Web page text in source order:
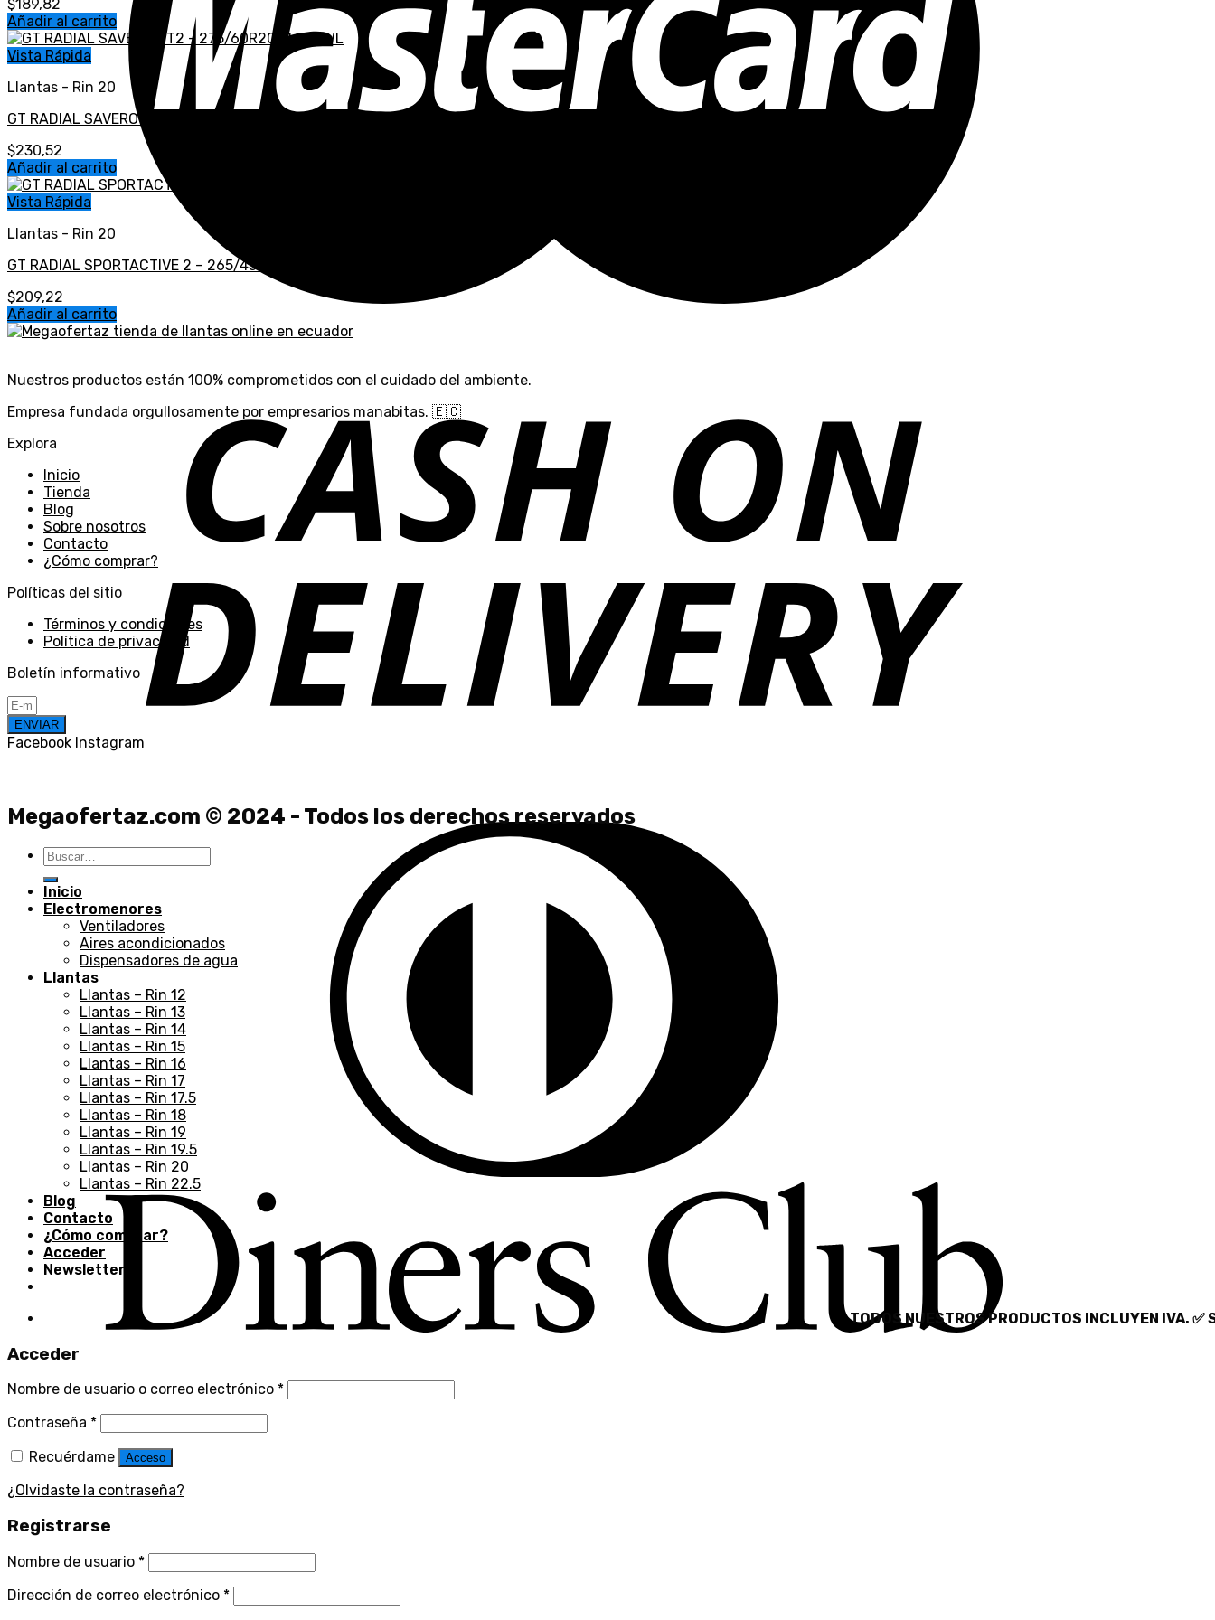
$189,82
Añadir al carrito
Vista Rápida
Llantas - Rin 20
GT RADIAL SAVERO HT2 – 275/60R20 114S OWL
$230,52
Añadir al carrito
Vista Rápida
Llantas - Rin 20
GT RADIAL SPORTACTIVE 2 – 265/45R20 104Y
$209,22
Añadir al carrito
Nuestros productos están 100% comprometidos con el cuidado del ambiente.
Empresa fundada orgullosamente por empresarios manabitas. 🇪🇨
Explora
Inicio
Tienda
Blog
Sobre nosotros
Contacto
¿Cómo comprar?
Políticas del sitio
Términos y condiciones
Política de privacidad
Boletín informativo
ENVIAR
Facebook Instagram
Megaofertaz.com © 2024 - Todos los derechos reservados
Buscar
por:
Inicio
Electromenores
Ventiladores
Aires acondicionados
Dispensadores de agua
Llantas
Llantas – Rin 12
Llantas – Rin 13
Llantas – Rin 14
Llantas – Rin 15
Llantas – Rin 16
Llantas – Rin 17
Llantas – Rin 17.5
Llantas – Rin 18
Llantas – Rin 19
Llantas – Rin 19.5
Llantas – Rin 20
Llantas – Rin 22.5
Blog
Contacto
¿Cómo comprar?
Acceder
Newsletter
TODOS NUESTROS PRODUCTOS INCLUYEN IVA. ✅ SERVICIO DISPONIBLE
Acceder
Nombre de usuario o correo electrónico *
Contraseña *
Recuérdame
Acceso
¿Olvidaste la contraseña?
Registrarse
Nombre de usuario *
Dirección de correo electrónico *